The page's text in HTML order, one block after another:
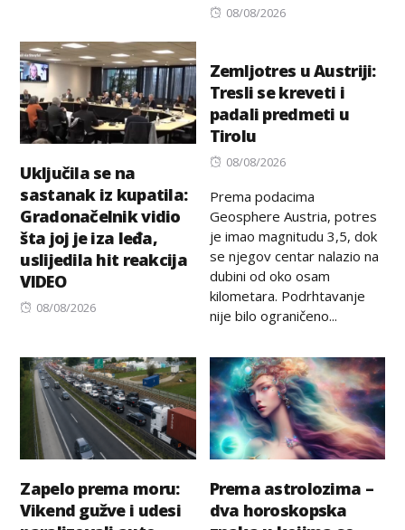
Posted
08/08/2026
Uključila se na
sastanak iz kupatila:
Gradonačelnik vidio
šta joj je iza leđa,
uslijedila hit reakcija
VIDEO
Posted
08/08/2026
Zemljotres u Austriji:
Tresli se kreveti i
padali predmeti u
Tirolu
Posted
08/08/2026
Prema podacima
Geosphere Austria, potres
je imao magnitudu 3,5, dok
se njegov centar nalazio na
dubini od oko osam
kilometara. Podrhtavanje
nije bilo ograničeno...
Zapelo prema moru:
Vikend gužve i udesi
Prema astrolozima –
dva horoskopska